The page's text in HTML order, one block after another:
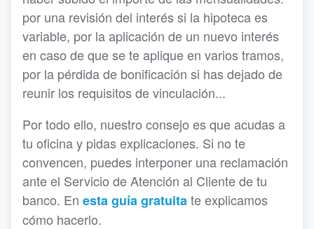
por una revisión del interés si la hipoteca es
variable, por la aplicación de un nuevo interés
en caso de que se te aplique en varios tramos,
por la pérdida de bonificación si has dejado de
reunir los requisitos de vinculación...
Por todo ello, nuestro consejo es que acudas a
tu oficina y pidas explicaciones. Si no te
convencen, puedes interponer una reclamación
ante el Servicio de Atención al Cliente de tu
banco. En esta guía gratuitate explicamos
cómo hacerlo.